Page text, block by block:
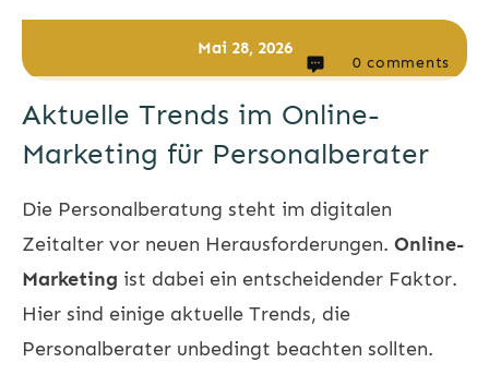
Mai 28, 2026
0 comments
Aktuelle Trends im Online-
Marketing für Personalberater
Die Personalberatung steht im digitalen
Zeitalter vor neuen Herausforderungen. Online-
Marketing ist dabei ein entscheidender Faktor.
Hier sind einige aktuelle Trends, die
Personalberater unbedingt beachten sollten.